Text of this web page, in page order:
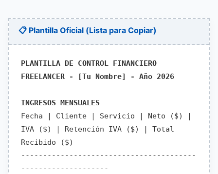
📋 Plantilla Oficial (Lista para Copiar)
PLANTILLA DE CONTROL FINANCIERO
FREELANCER - [Tu Nombre] - Año 2026
INGRESOS MENSUALES
Fecha | Cliente | Servicio | Neto ($) |
IVA ($) | Retención IVA ($) | Total
Recibido ($)
----------------------------------------
--------------------